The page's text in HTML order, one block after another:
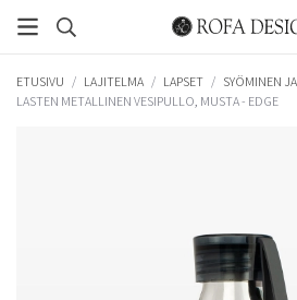
ETUSIVU / LAJITELMA / LAPSET / SYÖMINEN
LASTEN METALLINEN VESIPULLO, MUSTA - EDGE